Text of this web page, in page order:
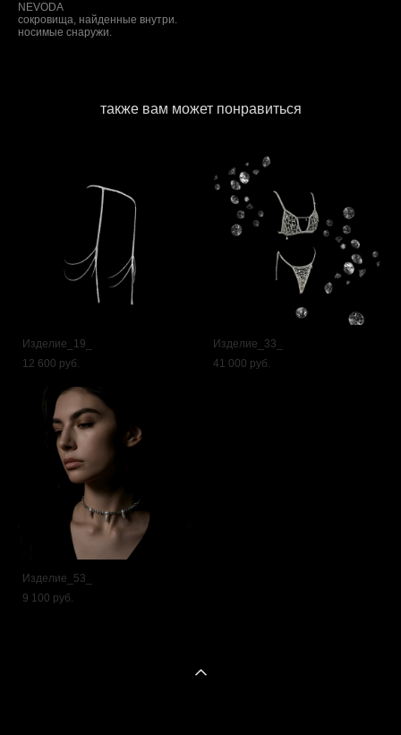
NEVODA
сокровища, найденные внутри.
носимые снаружи.
также вам может понравиться
Изделие_19_
12 600 pуб.
Изделие_33_
41 000 pуб.
Изделие_53_
9 100 pуб.